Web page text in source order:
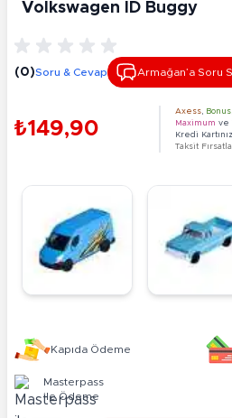
Volkswagen ID Buggy
(0)Soru & Cevap Armağan’a Soru
₺149,90
Axess Bonus
Maximum ve
Kredi
Taksit
Kapıda Ödeme
Masterpass
ile Ödeme